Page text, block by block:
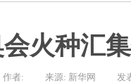
火种汇
作者: 来源: 新华网 发